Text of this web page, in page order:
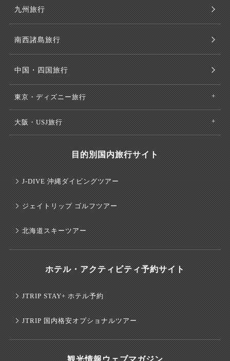
九州旅行
南西諸島旅行
中国・四国旅行
東京・ディズニー旅行
大阪・USJ旅行
目的別国内旅行サイト
J-DIVE 沖縄ダイビングツアー
ジェイトリップ ゴルフツアー
北海道スキーツアー
ホテル・アクティビティ予約サイト
JTRIP STAY+ ホテル予約
JTRIP 国内格安オプショナルツアー
観光情報ウェブマガジン